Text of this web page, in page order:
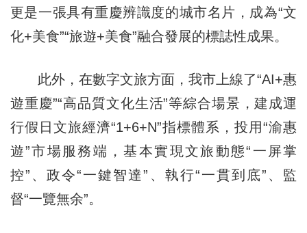
更是一張具有重慶辨識度的城市名片，成為“文
化+美食”“旅遊+美食”融合發展的標誌性成果。
此外，在數字文旅方面，我市上線了“AI+惠
遊重慶”“高品質文化生活”等綜合場景，建成運
行假日文旅經濟“1+6+N”指標體系，投用“渝惠
遊”市場服務端，基本實現文旅動態“一屏掌
控”、政令“一鍵智達”、執行“一貫到底”、監
督“一覽無余”。